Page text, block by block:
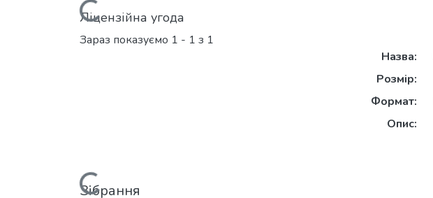
Вантажиться...Ліцензійна угода
Зараз показуємо 1 - 1 з 1
Вантажиться...
Назва:
Розмір:
Формат:
Опис:
Зібрання